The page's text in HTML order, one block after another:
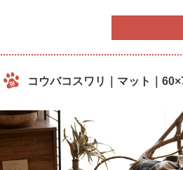
コウバコスワリ｜マット｜